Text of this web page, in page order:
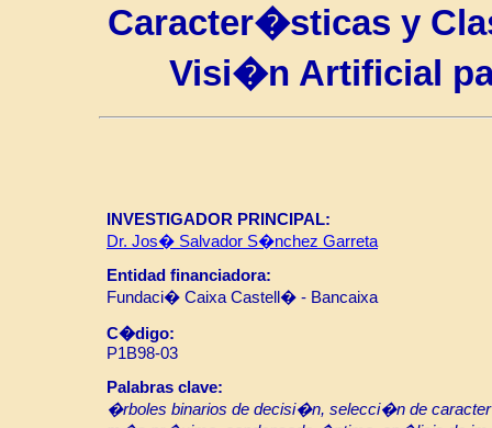
Caracter�sticas y
Visi�n Artificial
INVESTIGADOR PRINCIPAL:
Dr. Jos� Salvador S�nchez Garreta
Entidad financiadora:
Fundaci� Caixa Castell� - Bancaixa
C�digo:
P1B98-03
Palabras clave:
�rboles binarios de decisi�n, selecci�n de